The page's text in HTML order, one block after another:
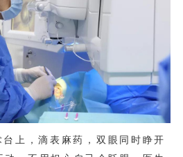
上，滴表麻药，双眼同时睁开